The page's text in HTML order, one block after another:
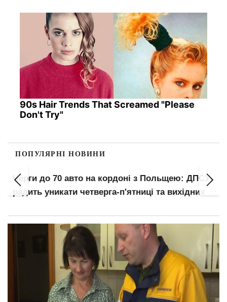
90s Hair Trends That Screamed "Please
Don't Try"
ПОПУЛЯРНІ НОВИНИ
Черги до 70 авто на кордоні з Польщею: ДПСУ
радить уникати четверга-п'ятниці та вихідних